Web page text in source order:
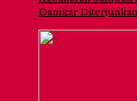
Damkar Diterjunkan